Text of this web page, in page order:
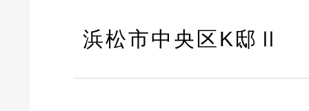
浜松市中央区K邸Ⅱ